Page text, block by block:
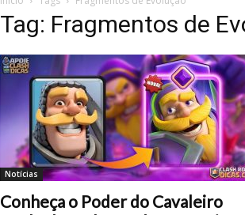
Tag: Fragmentos de
Notícias
Conheça o Poder do Cavaleiro